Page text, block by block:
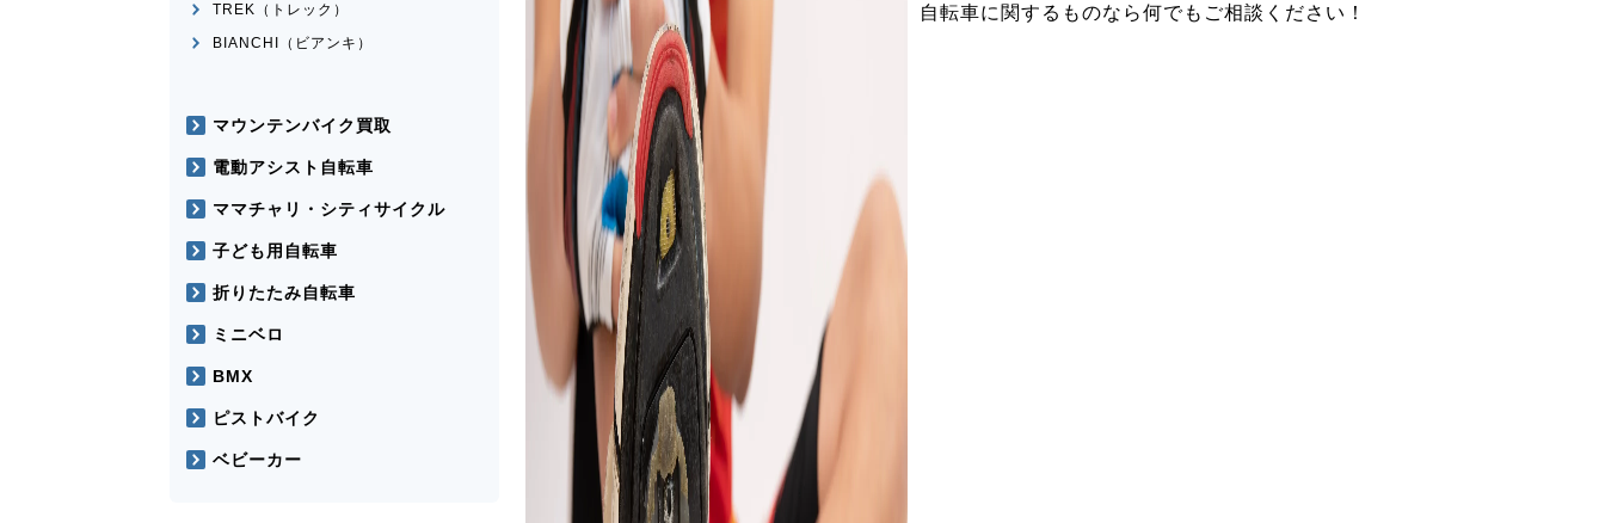
自転車に関するものなら何でもご相談ください！
TREK（トレック）
BIANCHI（ビアンキ）
マウンテンバイク買取
電動アシスト自転車
ママチャリ・シティサイクル
子ども用自転車
折りたたみ自転車
ミニベロ
BMX
ピストバイク
ベビーカー